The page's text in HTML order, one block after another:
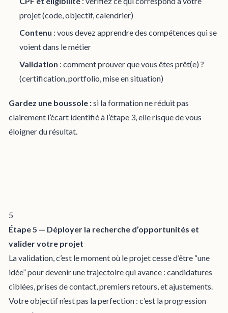
projet (code, objectif, calendrier)
Contenu : vous devez apprendre des compétences qui se
voient dans le métier
Validation : comment prouver que vous êtes prêt(e) ?
(certification, portfolio, mise en situation)
Gardez une boussole :si la formation ne réduit pas
clairement l’écart identifié à l’étape 3, elle risque de vous
éloigner du résultat.
5
Étape 5 — Déployer la recherche d’opportunités et
valider votre projet
La validation, c’est le moment où le projet cesse d’être “une
idée” pour devenir une trajectoire qui avance : candidatures
ciblées, prises de contact, premiers retours, et ajustements.
Votre objectif n’est pas la perfection : c’est la progression